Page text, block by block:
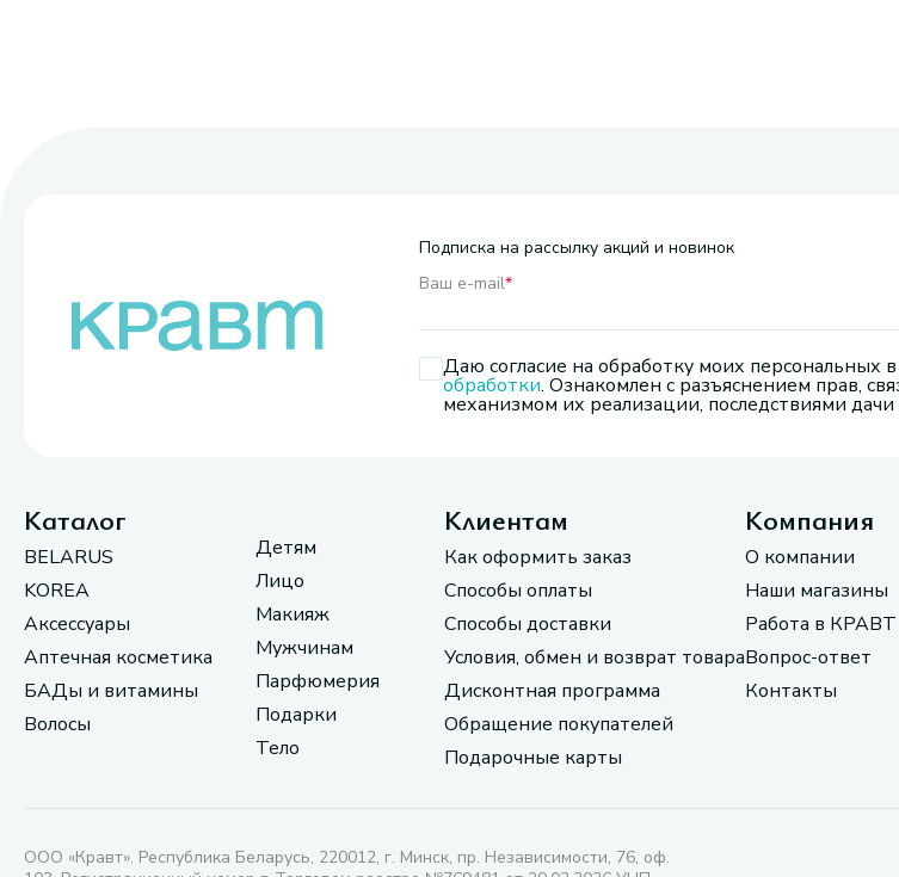
Подписка на рассылку акций и новинок
Ваш e-mail*
Даю согласие на обработку моих персональных
обработки. Ознакомлен с разъяснением прав,
механизмом их реализации, последствиями дачи
Каталог
BELARUS
KOREA
Аксессуары
Аптечная косметика
БАДы и витамины
Волосы
Детям
Лицо
Макияж
Мужчинам
Парфюмерия
Подарки
Тело
Клиентам
Как оформить заказ
Способы оплаты
Способы доставки
Условия, обмен и возврат товара
Дисконтная программа
Обращение покупателей
Подарочные карты
Компания
О компании
Наши магазины
Работа в КРАВТ
Вопрос-ответ
Контакты
ООО «Кравт». Республика Беларусь, 220012, г. Минск, пр. Независимости, 76, оф.